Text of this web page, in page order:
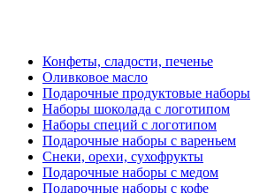
Конфеты, сладости, печенье
Оливковое масло
Подарочные продуктовые наборы
Наборы шоколада с логотипом
Наборы специй с логотипом
Подарочные наборы с вареньем
Снеки, орехи, сухофрукты
Подарочные наборы с медом
Подарочные наборы с кофе